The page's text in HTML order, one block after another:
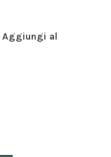
Aggiungi al